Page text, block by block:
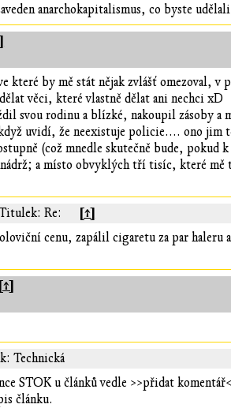
anarchokapitalismus, co byste
které by mě stát nějak zvlášť omezoval, v
věci, které vlastně dělat ani nechci xD
svou rodinu a blízké, nakoupil zásoby
uvidí, že neexistuje policie.... ono jim
(což mnedle skutečně bude, pokud
a místo obvyklých tří tisíc, které
Re: [↑]
cenu, zapálil cigaretu za par
[↑]
Technická
u článků vedle >>přidat
článku.